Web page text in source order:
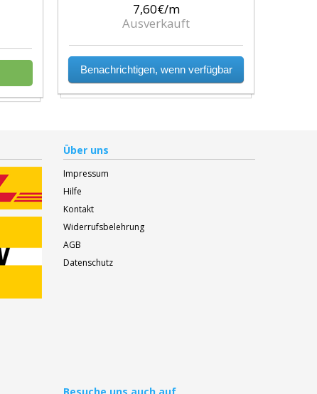
7,60€/m
Ausverkauft
Benachrichtigen, wenn verfügbar
Über uns
Impressum
Hilfe
Kontakt
Widerrufsbelehrung
AGB
Datenschutz